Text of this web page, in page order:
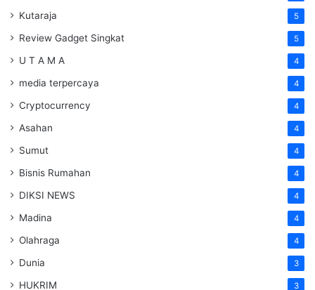
Kutaraja 5
Review Gadget Singkat 5
U T A M A 4
media terpercaya 4
Cryptocurrency 4
Asahan 4
Sumut 4
Bisnis Rumahan 4
DIKSI NEWS 4
Madina 4
Olahraga 4
Dunia 3
HUKRIM 3